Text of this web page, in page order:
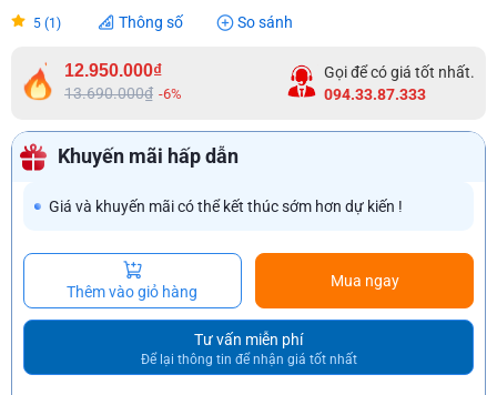
5 (1) Thông số So sánh
12.950.000₫
13.690.000₫ -6%
Gọi để có giá tốt nhất.
094.33.87.333
Khuyến mãi hấp dẫn
Giá và khuyến mãi có thể kết thúc sớm hơn dự kiến !
Thêm vào giỏ hàng
Mua ngay
Tư vấn miễn phí
Để lại thông tin để nhận giá tốt nhất